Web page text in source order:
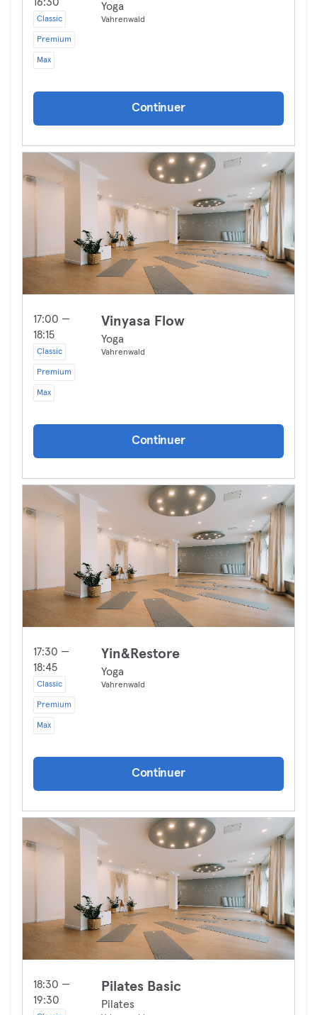
Classic
Premium
Max
Yoga
Vahrenwald
Continuer
17:00 —
18:15
Classic
Premium
Max
Vinyasa Flow
Yoga
Vahrenwald
Continuer
17:30 —
18:45
Classic
Premium
Max
Yin&Restore
Yoga
Vahrenwald
Continuer
18:30 —
19:30
Pilates Basic
Pilates